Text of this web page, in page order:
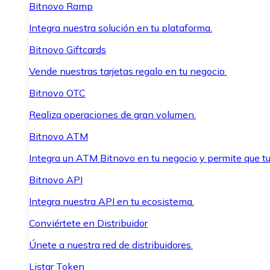
Bitnovo Ramp
Integra nuestra solución en tu plataforma.
Bitnovo Giftcards
Vende nuestras tarjetas regalo en tu negocio.
Bitnovo OTC
Realiza operaciones de gran volumen.
Bitnovo ATM
Integra un ATM Bitnovo en tu negocio y permite que
Bitnovo API
Integra nuestra API en tu ecosistema.
Conviértete en Distribuidor
Únete a nuestra red de distribuidores.
Listar Token